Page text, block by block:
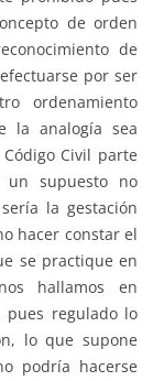
de orden
de
por ser
ordenamiento
la analogía sea
Civil parte
supuesto no
la gestación
hacer constar el
se practique en
hallamos en
pues regulado lo
lo que supone
podría hacerse